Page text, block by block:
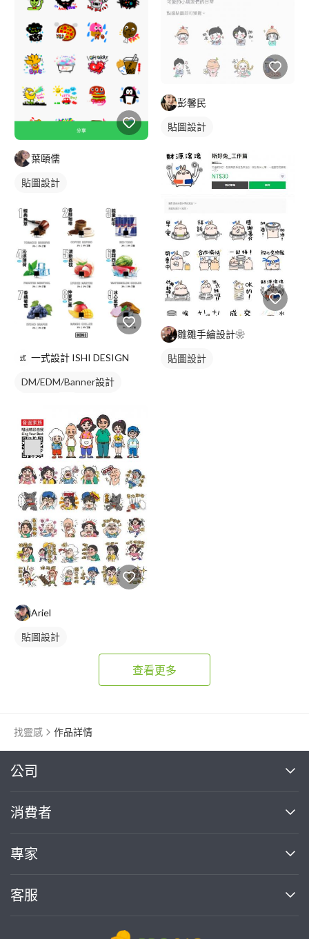
葉頤儒
貼圖設計
一式設計 ISHI DESIGN
DM/EDM/Banner設計
Ariel
貼圖設計
彭馨民
貼圖設計
雛雛手繪設計❀
貼圖設計
查看更多
找靈感 作品詳情
公司
關於我們
部落格
加入我們
消費者
買服務
熱門服務
專家
案件中心
客服
繼續完成